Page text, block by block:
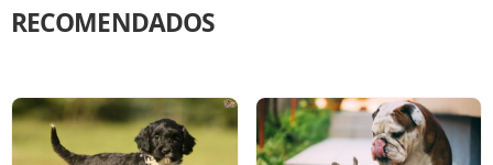
RECOMENDADOS